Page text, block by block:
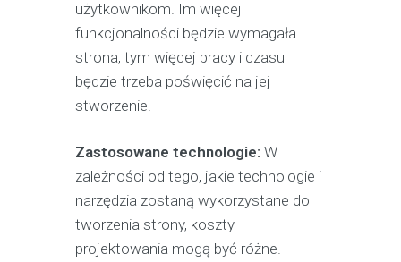
użytkownikom. Im więcej
funkcjonalności będzie wymagała
strona, tym więcej pracy i czasu
będzie trzeba poświęcić na jej
stworzenie.
Zastosowane technologie: W
zależności od tego, jakie technologie i
narzędzia zostaną wykorzystane do
tworzenia strony, koszty
projektowania mogą być różne.